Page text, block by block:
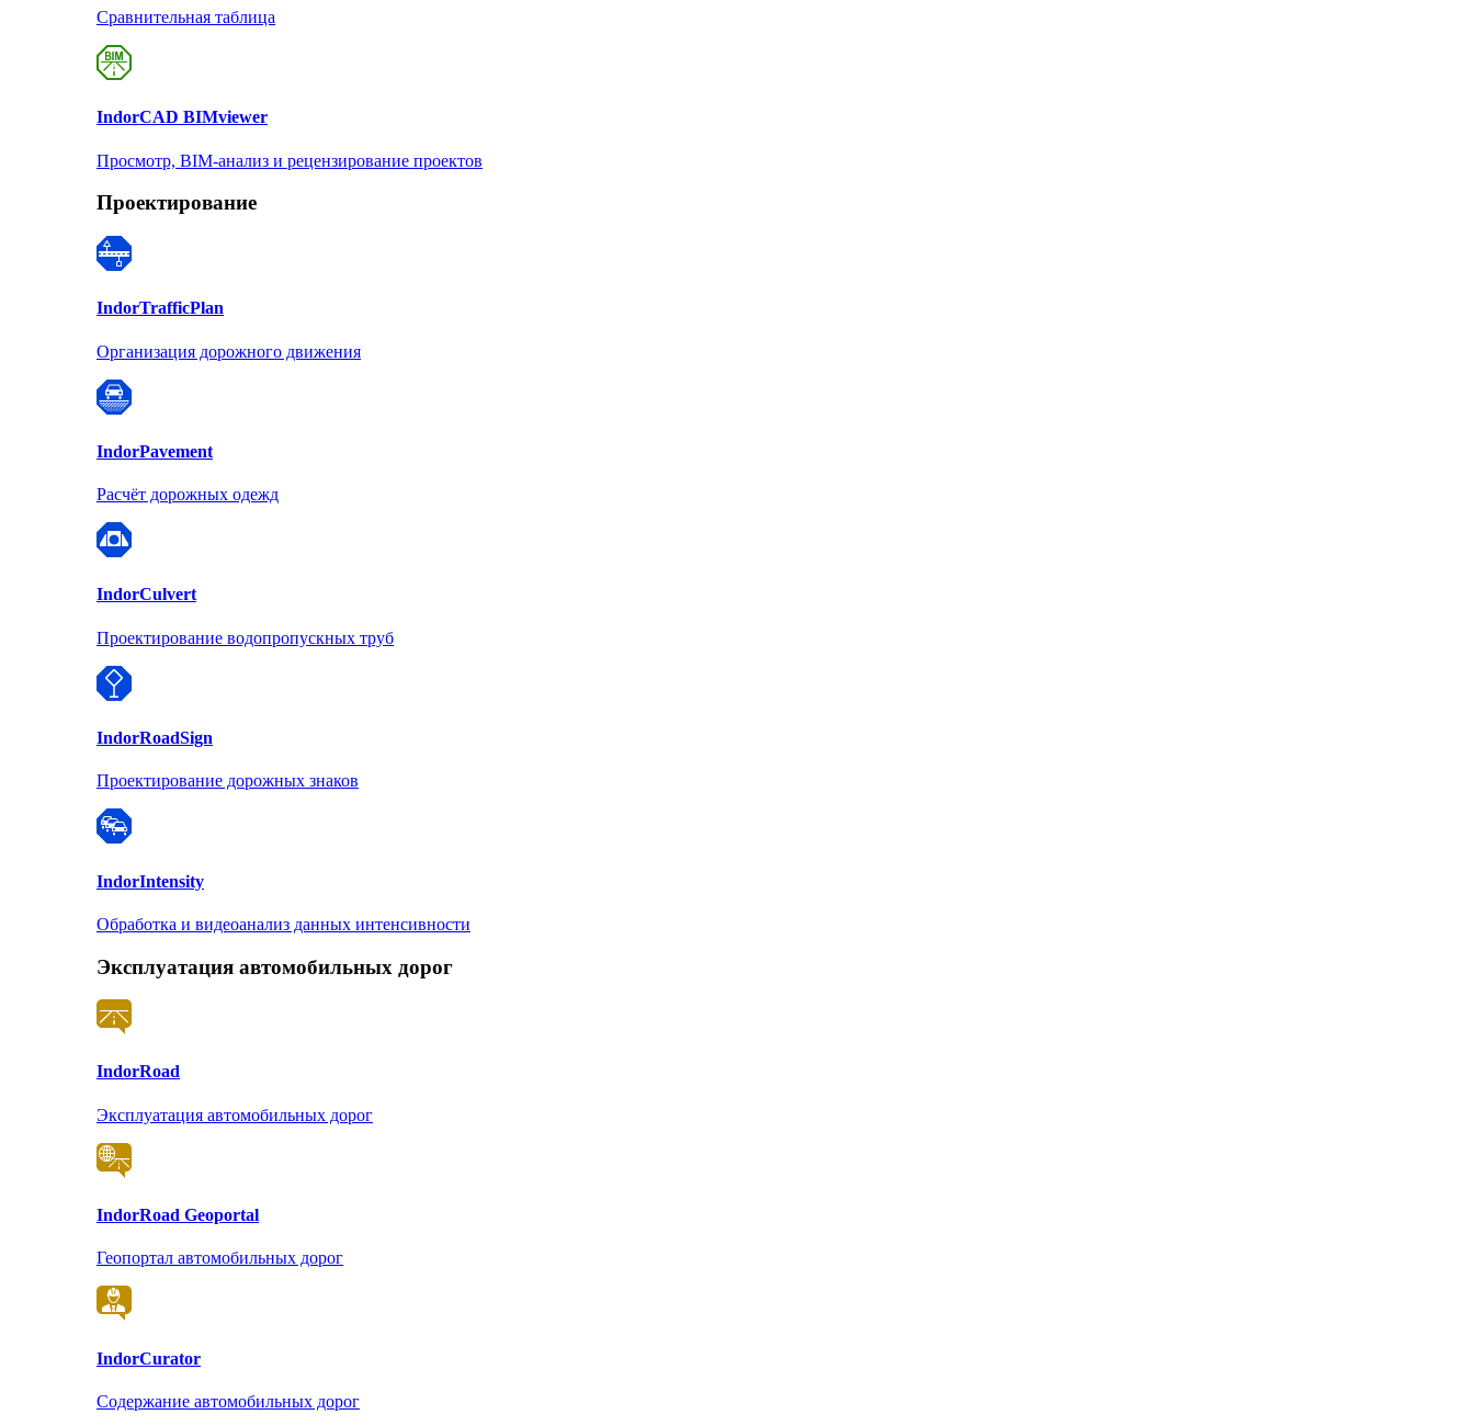
Сравнительная таблица
IndorCAD BIMviewer
Просмотр, BIM-анализ и рецензирование проектов
Проектирование
IndorTrafficPlan
Организация дорожного движения
IndorPavement
Расчёт дорожных одежд
IndorCulvert
Проектирование водопропускных труб
IndorRoadSign
Проектирование дорожных знаков
IndorIntensity
Обработка и видеоанализ данных интенсивности
Эксплуатация автомобильных дорог
IndorRoad
Эксплуатация автомобильных дорог
IndorRoad Geoportal
Геопортал автомобильных дорог
IndorCurator
Содержание автомобильных дорог